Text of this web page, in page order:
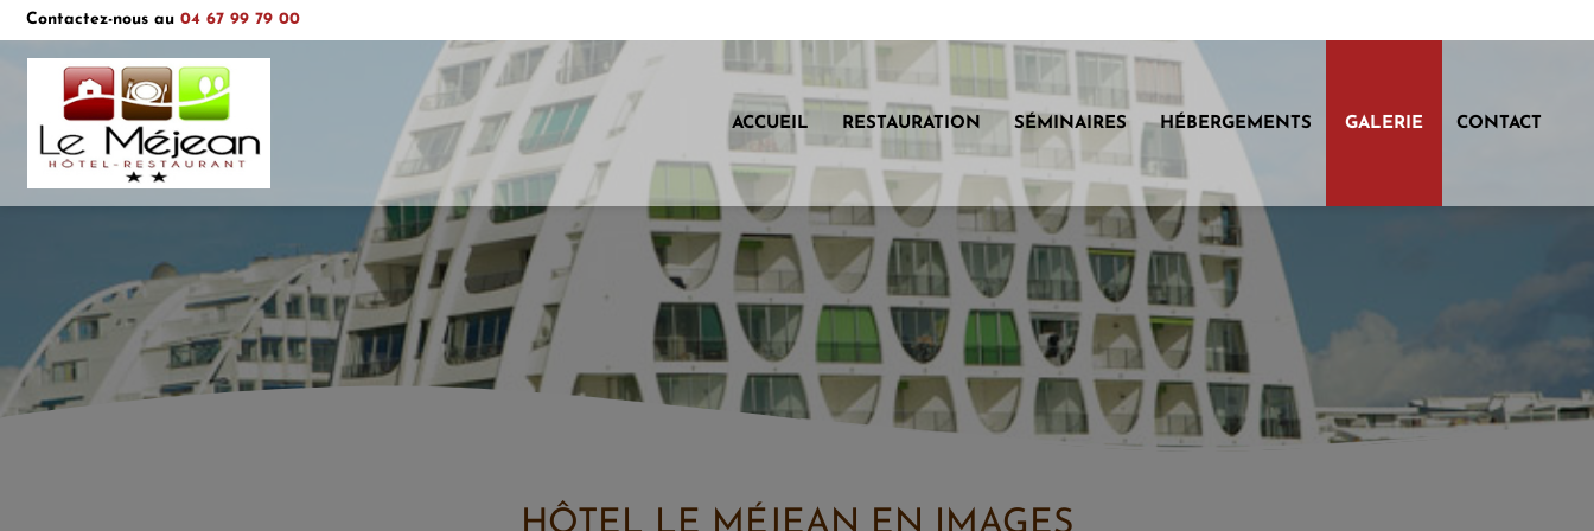
Contactez-nous au 04 67 99 79 00
ACCUEIL RESTAURATION SÉMINAIRES HÉBERGEMENTS GALERIE CONTACT